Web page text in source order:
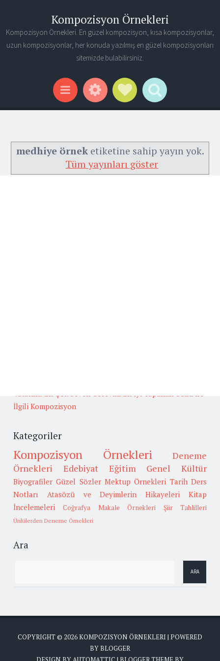
Kompozisyon Örnekleri
Kompozisyon Örnekleri. En güzel kompozisyon, kısa kompozisyonlar,
uzun kompozisyonlar, her konuda yazılmış en güzel kompozisyonları
sitemizde bulabilirsiniz.
Menu WidgetsSocial Links
Search
medhiye örneketiketine sahip yayın yok.
Tüm yayınları göster
İlgili Kompozisyon
Kategoriler
Kompozisyon Örnekleri
Deneme
Örnekleri
Edebiyat Eğitim Genel Kültür
Biyografiler Güzel Sözler Mektup Örnekleri Tarih Ders
Notları
Atasözü ve Deyimlerin Hikayeleri
Kitap
İncelemeleri
Coğrafya Makale Örnekleri Şiir Tahlilleri
Ünlülerden Deneme Örnekleri
Ara
COPYRIGHT © 2026KOMPOZISYON ÖRNEKLERI | POWERED
BYBLOGGER